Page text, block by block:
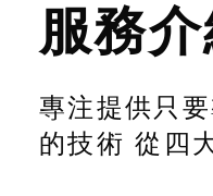
服務
專注提供只
的技術 從四